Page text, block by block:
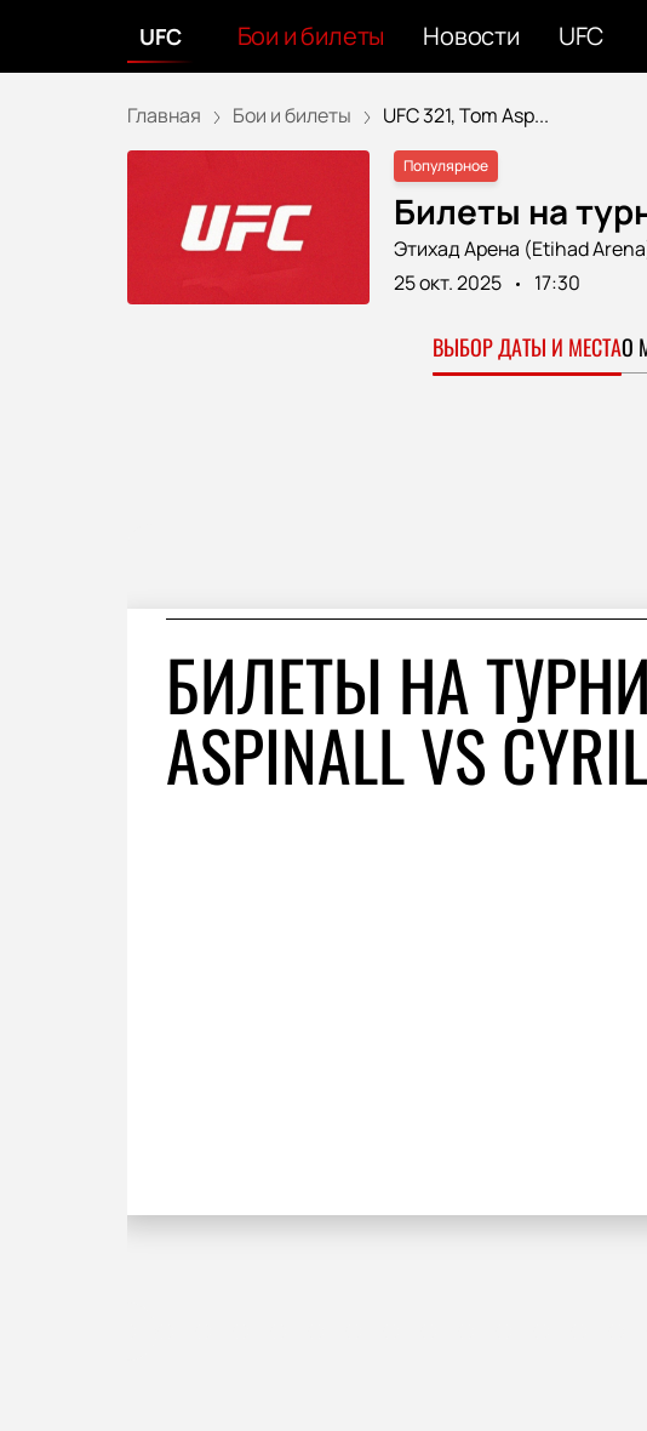
UFC Бои и билеты Новости UFC
Главная Бои и билеты UFC 321, Tom Asp...
Популярное
Билеты на
Этихад Арена (Etihad
25 окт. 2025
17:30
ВЫБОР ДАТЫ И МЕСТАО
БИЛЕТЫ НА
ASPINALL VS